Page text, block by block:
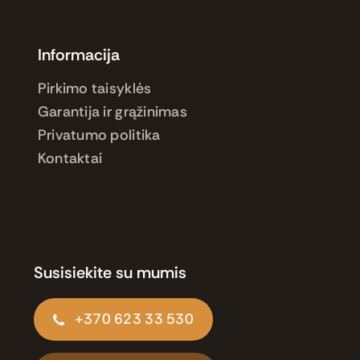
Informacija
Pirkimo taisyklės
Garantija ir grąžinimas
Privatumo politika
Kontaktai
Susisiekite su mumis
+370 623 33 530